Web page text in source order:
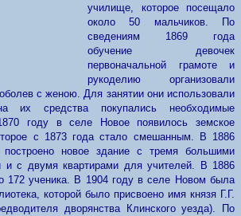
училище, которое посещало
около 50 мальчиков. По
сведениям 1869 года
обучение девочек
первоначальной грамоте и
рукоделию организовали
с женою. Для занятии они использовали
их средства покупались необходимые
году в селе Новое появилось земское
с 1873 года стало смешанным. В 1886
новое здание с тремя большими
и с двумя квартирами для учителей. В 1886
172 ученика. В 1904 году в селе Новом была
которой было присвоено имя князя Г.Г.
дворянства Клинского уезда). По